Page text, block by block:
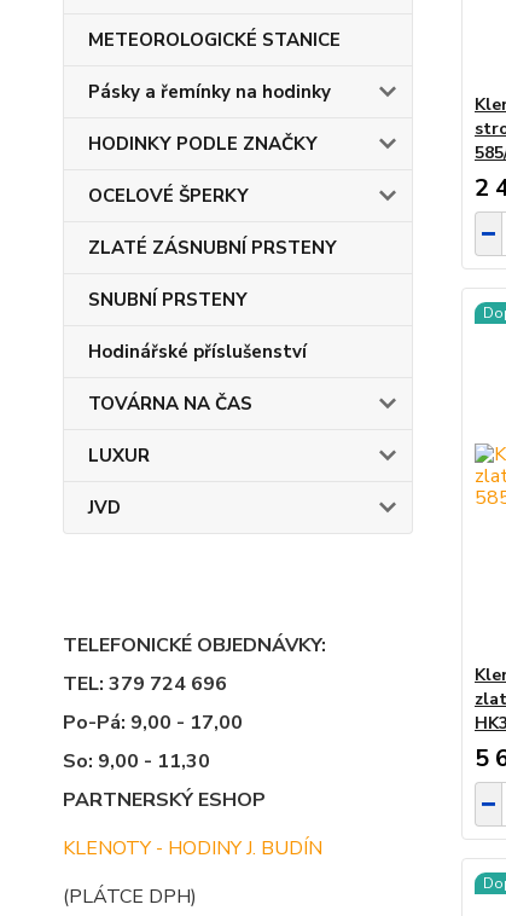
METEOROLOGICKÉ STANICE
Pásky a řemínky na hodinky
HODINKY PODLE ZNAČKY
OCELOVÉ ŠPERKY
ZLATÉ ZÁSNUBNÍ PRSTENY
SNUBNÍ PRSTENY
Hodinářské příslušenství
TOVÁRNA NA ČAS
LUXUR
JVD
TELEFONICKÉ OBJEDNÁVKY:
TEL: 379 724 696
Po-Pá: 9,00 - 17,00
So: 9,00 - 11,30
PARTNERSKÝ ESHOP
KLENOTY - HODINY J. BUDÍN
(PLÁTCE DPH)
2
5